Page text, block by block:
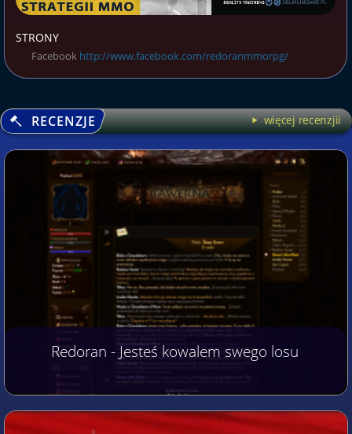
STRONY
Facebook http://www.facebook.com/redoranmmorpg/
RECENZJE więcej recenzjii
Redoran - Jesteś kowalem swego losu